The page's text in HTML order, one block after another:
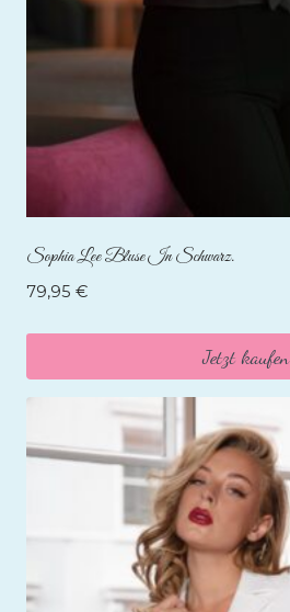
Sophia Lee Bluse In Schwarz.
79,95 €
Jetzt kaufen